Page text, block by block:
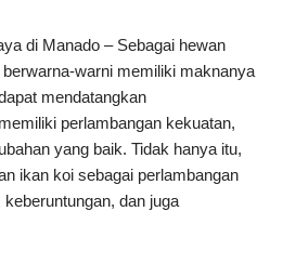
di Manado – Sebagai hewan
warni memiliki maknanya
mendatangkan
perlambangan kekuatan,
yang baik. Tidak hanya itu,
ikan koi sebagai perlambangan
dan juga